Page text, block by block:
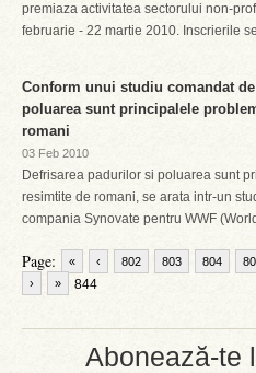
Abonează-te
premiaza activitatea sectorului non-
februarie - 22 martie 2010. Inscrierile
Conform unui studiu comandat
poluarea sunt principalele
romani
03 Feb 2010
Defrisarea padurilor si poluarea sunt
resimtite de romani, se arata intr-un
compania Synovate pentru WWF
Page: « ‹ 802 803 804
844
› »